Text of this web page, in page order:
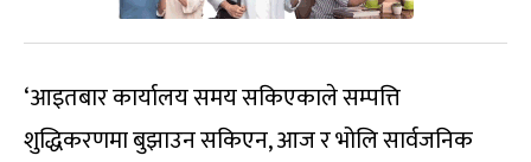
‘आइतबार कार्यालय समय सकिएकाले सम्पत्ति
शुद्धिकरणमा बुझाउन सकिएन, आज र भोलि सार्वजनिक